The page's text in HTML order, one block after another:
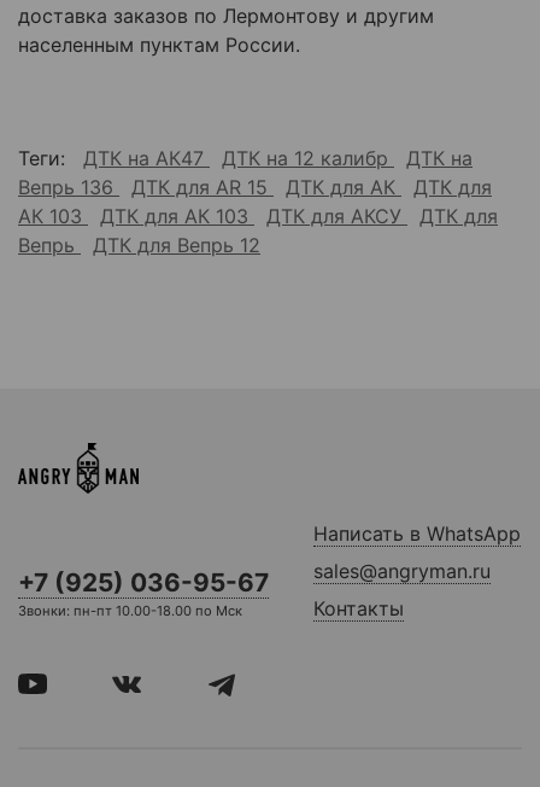
доставка заказов по Лермонтову и другим
населенным пунктам России.
Теги: ДТК на АК47 ДТК на 12 калибр
ДТК на
Вепрь 136
ДТК для AR 15 ДТК для АК
ДТК для
АК 103
ДТК для АК 103 ДТК для АКСУ
ДТК для
Вепрь
ДТК для Вепрь 12
+7 (925) 036-95-67
Звонки: пн-пт 10.00-18.00 по Мск
Написать в WhatsApp
sales@angryman.ru
Контакты